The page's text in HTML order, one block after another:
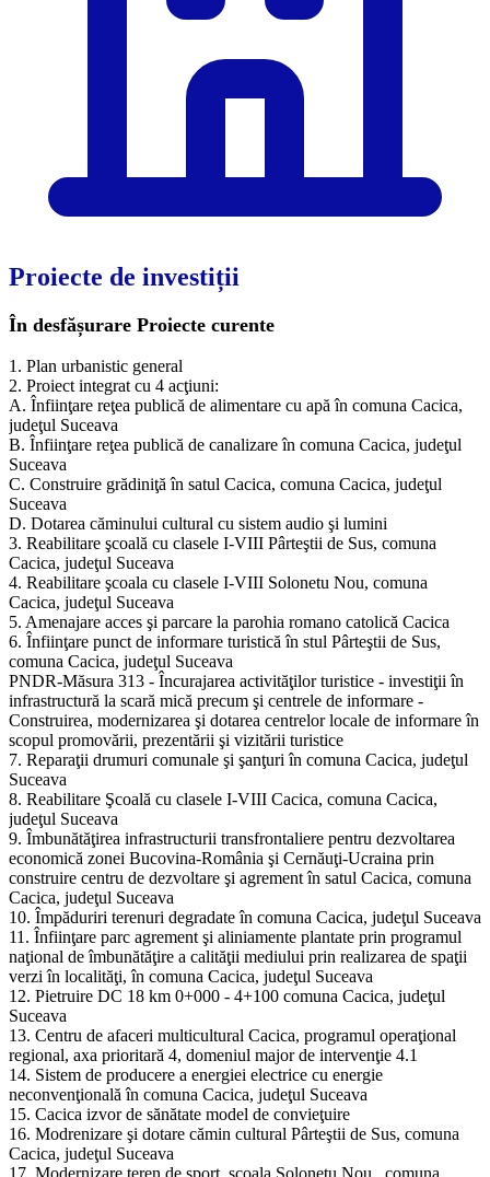
Proiecte de investiții
În desfășurare Proiecte curente
1. Plan urbanistic general
2. Proiect integrat cu 4 acţiuni:
A. Înfiinţare reţea publică de alimentare cu apă în comuna Cacica,
judeţul Suceava
B. Înfiinţare reţea publică de canalizare în comuna Cacica, judeţul
Suceava
C. Construire grădiniţă în satul Cacica, comuna Cacica, judeţul
Suceava
D. Dotarea căminului cultural cu sistem audio şi lumini
3. Reabilitare şcoală cu clasele I-VIII Pârteştii de Sus, comuna
Cacica, judeţul Suceava
4. Reabilitare şcoala cu clasele I-VIII Solonetu Nou, comuna
Cacica, judeţul Suceava
5. Amenajare acces şi parcare la parohia romano catolică Cacica
6. Înfiinţare punct de informare turistică în stul Pârteştii de Sus,
comuna Cacica, judeţul Suceava
PNDR-Măsura 313 - Încurajarea activităţilor turistice - investiţii în
infrastructură la scară mică precum şi centrele de informare -
Construirea, modernizarea şi dotarea centrelor locale de informare în
scopul promovării, prezentării şi vizitării turistice
7. Reparaţii drumuri comunale şi şanţuri în comuna Cacica, judeţul
Suceava
8. Reabilitare Şcoală cu clasele I-VIII Cacica, comuna Cacica,
judeţul Suceava
9. Îmbunătăţirea infrastructurii transfrontaliere pentru dezvoltarea
economică zonei Bucovina-România şi Cernăuţi-Ucraina prin
construire centru de dezvoltare şi agrement în satul Cacica, comuna
Cacica, judeţul Suceava
10. Împăduriri terenuri degradate în comuna Cacica, judeţul Suceava
11. Înfiinţare parc agrement şi aliniamente plantate prin programul
naţional de îmbunătăţire a calităţii mediului prin realizarea de spaţii
verzi în localităţi, în comuna Cacica, judeţul Suceava
12. Pietruire DC 18 km 0+000 - 4+100 comuna Cacica, judeţul
Suceava
13. Centru de afaceri multicultural Cacica, programul operaţional
regional, axa prioritară 4, domeniul major de intervenţie 4.1
14. Sistem de producere a energiei electrice cu energie
neconvenţională în comuna Cacica, judeţul Suceava
15. Cacica izvor de sănătate model de convieţuire
16. Modrenizare şi dotare cămin cultural Pârteştii de Sus, comuna
Cacica, judeţul Suceava
17. Modernizare teren de sport, şcoala Solonetu Nou, comuna